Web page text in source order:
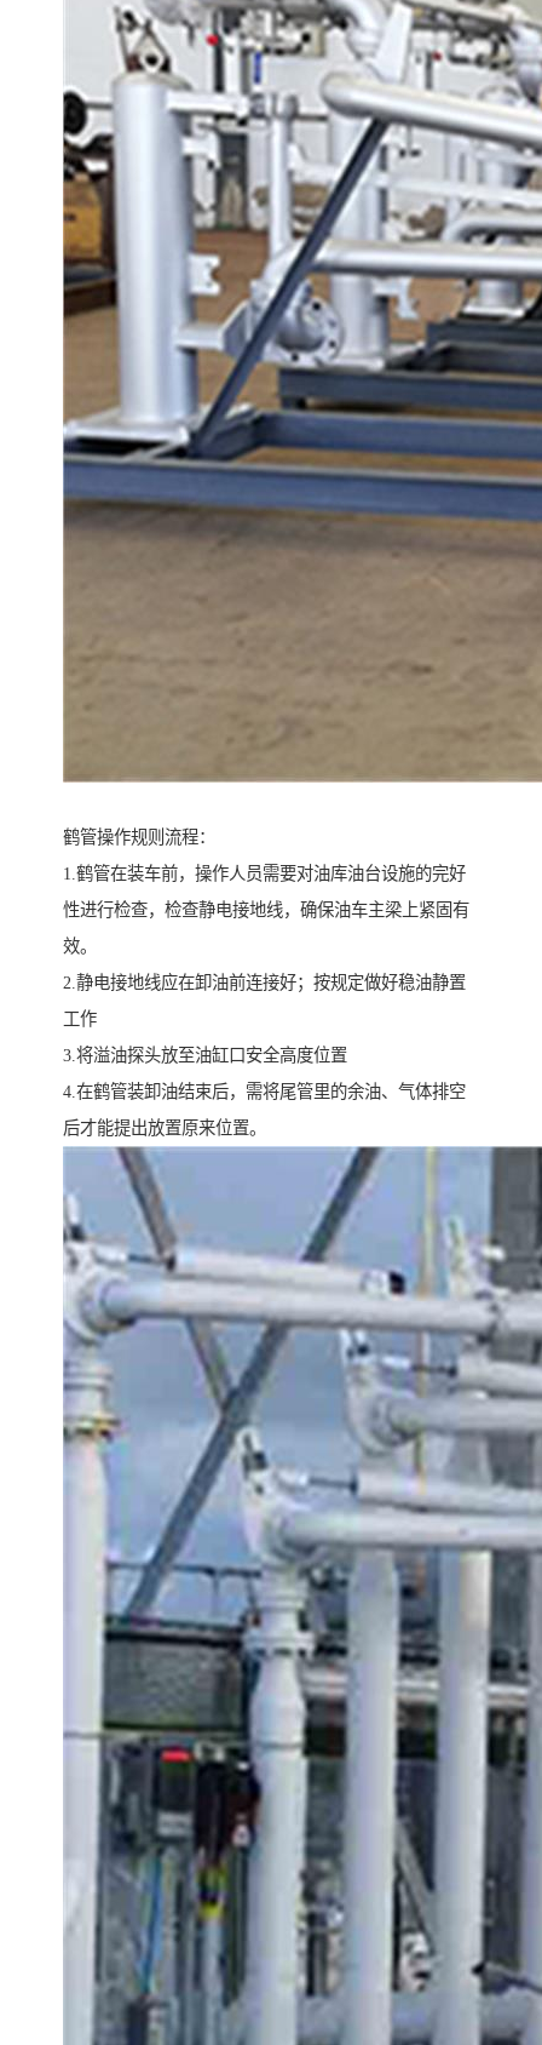
鹤管操作规则流程：
1.鹤管在装车前，操作人员需要对油库油台设施的完好
性进行检查，检查静电接地线，确保油车主梁上紧固有
效。
2.静电接地线应在卸油前连接好；按规定做好稳油静置
工作
3.将溢油探头放至油缸口安全高度位置
4.在鹤管装卸油结束后，需将尾管里的余油、气体排空
后才能提出放置原来位置。